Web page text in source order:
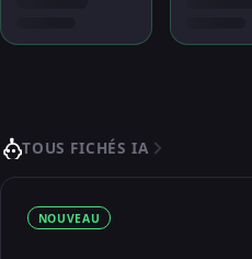
TOUS FICHÉS IA
NOUVEAU